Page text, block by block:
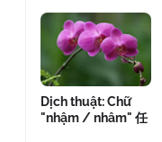
Dịch thuật: Chữ
"nhậm / nhâm" 任